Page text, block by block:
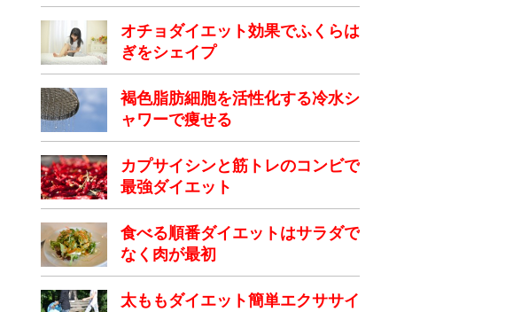
オチョダイエット効果でふくらは
ぎをシェイプ
褐色脂肪細胞を活性化する冷水シ
ャワーで痩せる
カプサイシンと筋トレのコンビで
最強ダイエット
食べる順番ダイエットはサラダで
なく肉が最初
太ももダイエット簡単エクササイ